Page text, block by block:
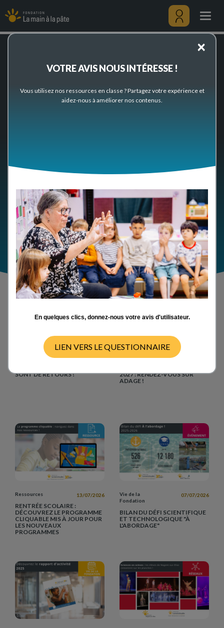
au
contenu
principal
Menu
MÉDIAS
Items par page
15/07/2026
SONT DE RETOURS !
2027 : RENDEZ-VOUS SUR
ADAGE !
Ressources 13/07/2026
RENTRÉE SCOLAIRE :
DÉCOUVREZ LE PROGRAMME
CLIQUABLE MIS À JOUR POUR
LES NOUVEAUX
PROGRAMMES
Vie de la
Fondation
07/07/2026
BILAN DU DÉFI SCIENTIFIQUE
ET TECHNOLOGIQUE "À
L'ABORDAGE"
×
VOTRE AVIS NOUS INTÉRESSE !
Vous utilisez nos ressources en classe ? Partagez votre expérience et
aidez-nous à améliorer nos contenus.
En quelques clics, donnez-nous votre avis d'utilisateur.
LIEN VERS LE QUESTIONNAIRE